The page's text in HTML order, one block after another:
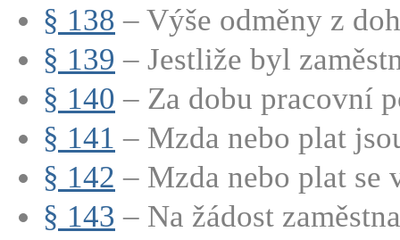
§ 138 – Výše odměny z
§ 139 – Jestliže byl
§ 140 – Za dobu pracovní
§ 141 – Mzda nebo plat
§ 142 – Mzda nebo plat se
§ 143 – Na žádost